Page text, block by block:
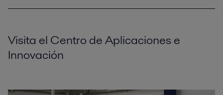
Visita el Centro de Aplicaciones e
Innovación